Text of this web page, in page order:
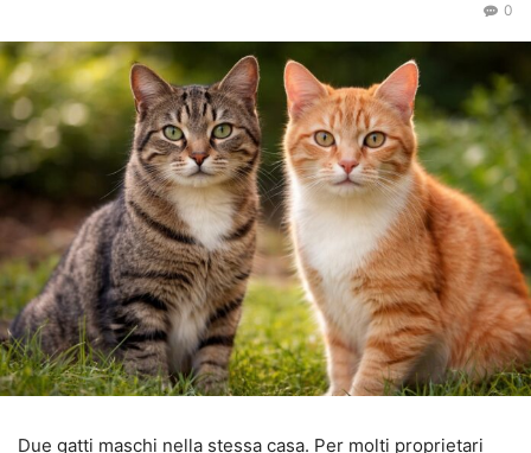
0
Due gatti maschi nella stessa casa. Per molti proprietari